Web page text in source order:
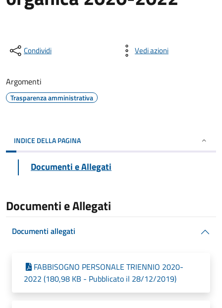
Condividi Vedi azioni
Argomenti
Trasparenza amministrativa
INDICE DELLA PAGINA
Documenti e Allegati
Documenti e Allegati
Documenti allegati
FABBISOGNO PERSONALE TRIENNIO 2020-
2022 (180,98 KB - Pubblicato il 28/12/2019)